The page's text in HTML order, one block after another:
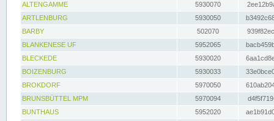
ALTENGAMME
5930070
ARTLENBURG
5930050
BARBY
502070
BLANKENESE UF
5952065
BLECKEDE
5930020
BOIZENBURG
5930033
BROKDORF
5970050
BRUNSBÜTTEL MPM
5970094
BUNTHAUS
5952020